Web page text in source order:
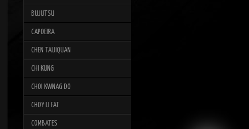
BUJUTSU
CAPOEIRA
CHEN TAIJIQUAN
CHI KUNG
CHOI KWNAG DO
CHOY LI FAT
COMBATES